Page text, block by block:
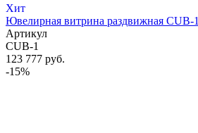
Хит
Ювелирная витрина раздвижная CUB-1
Артикул
CUB-1
123 777 руб.
-15%